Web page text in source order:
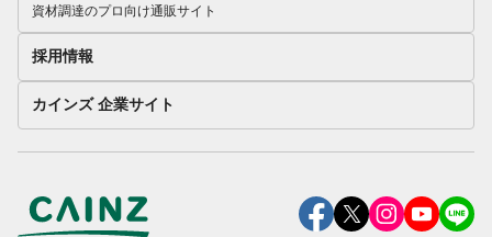
資材調達のプロ向け通販サイト
採用情報
カインズ 企業サイト